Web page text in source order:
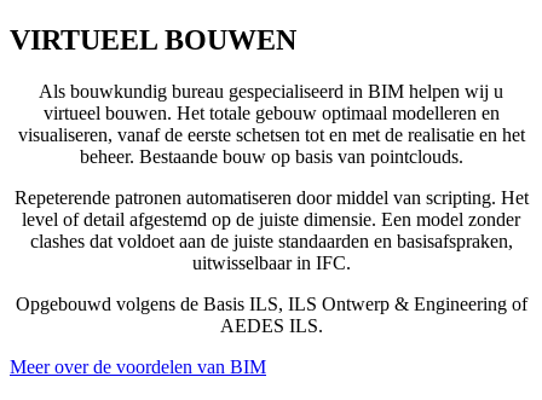
VIRTUEEL BOUWEN
Als bouwkundig bureau gespecialiseerd in BIM helpen wij u
virtueel bouwen. Het totale gebouw optimaal modelleren en
visualiseren, vanaf de eerste schetsen tot en met de realisatie en het
beheer. Bestaande bouw op basis van pointclouds.
Repeterende patronen automatiseren door middel van scripting. Het
level of detail afgestemd op de juiste dimensie. Een model zonder
clashes dat voldoet aan de juiste standaarden en basisafspraken,
uitwisselbaar in IFC.
Opgebouwd volgens de Basis ILS, ILS Ontwerp & Engineering of
AEDES ILS.
Meer over de voordelen van BIM